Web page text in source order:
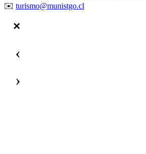
✉️ turismo@munistgo.cl
‹
›